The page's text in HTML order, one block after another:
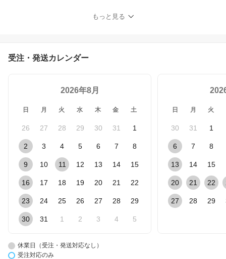
ェミニン 着回し 体型カ
バー ゆったり シンプル
もっと見る
受注・発送カレンダー
2026年8月
日 月 火 水 木 金 土
26 27 28 29 30 31 1
2 3 4 5 6 7 8
9 10 11 12 13 14 15
16 17 18 19 20 21 22
23 24 25 26 27 28 29
30 31 1 2 3 4 5
日 月 火
30 31 1
6 7 8
13 14 15
20 21 22
27 28 29
休業日（受注・発送対応なし）
受注対応のみ